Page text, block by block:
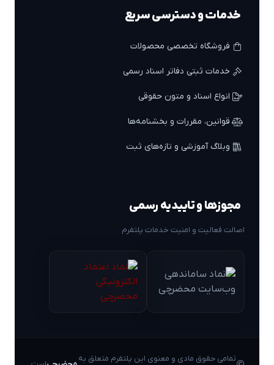
خدمات و دسترسی سریع
فروشگاه تخصصی محصولات
خدمات ثبتی دفاتر اسناد رسمی
انواع اسناد و متون حقوقی
قوانین، مقررات و بخشنامه‌ها
وبلاگ آموزشی و تازه‌های ثبت
مجوزها و تاییدیه رسمی
اصالت فعالیت و امنیت خدمات پلتفرم
تمامی حقوق مادی و معنوی این پلتفرم متعلق به